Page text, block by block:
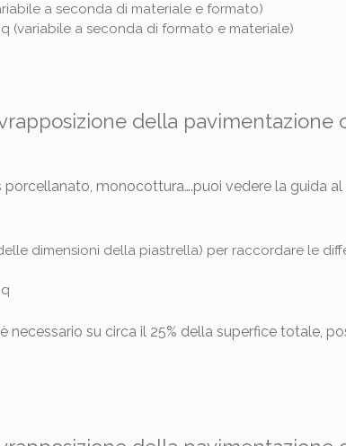
a seconda di materiale e formato)
(variabile a seconda di formato e materiale)
della pavimentazione
monocottura….puoi vedere la guida
dimensioni della piastrella) per raccordare le
necessario su circa il 25% della superfice totale,